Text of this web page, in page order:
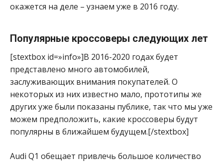
окажется на деле – узнаем уже в 2016 году.
Популярные кроссоверы следующих лет
[stextbox id=»info»]В 2016-2020 годах будет
представлено много автомобилей,
заслуживающих внимания покупателей. О
некоторых из них известно мало, прототипы же
других уже были показаны публике, так что мы уже
можем предположить, какие кроссоверы будут
популярны в ближайшем будущем.[/stextbox]
Audi Q1 обещает привлечь большое количество